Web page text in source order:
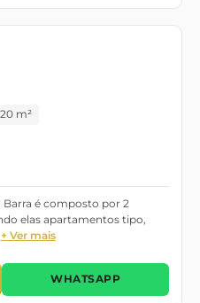
m²
é composto por 2
elas apartamentos tipo,
+ Ver mais
WHATSAPP